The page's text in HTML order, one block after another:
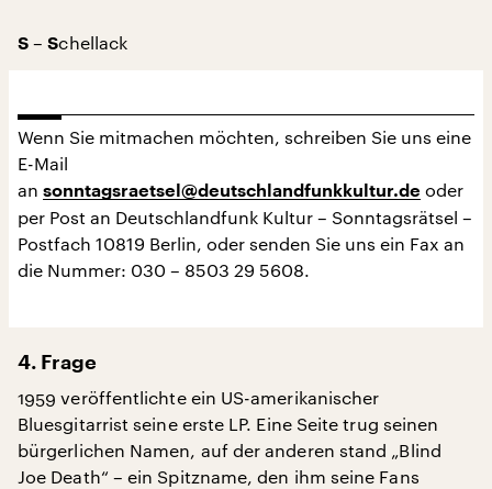
S –Schellack
Wenn Sie mitmachen möchten, schreiben Sie uns eine
E-Mail
an sonntagsraetsel@deutschlandfunkkultur.de oder
per Post an Deutschlandfunk Kultur – Sonntagsrätsel –
Postfach 10819 Berlin, oder senden Sie uns ein Fax an
die Nummer: 030 – 8503 29 5608.
4. Frage
1959 veröffentlichte ein US-amerikanischer
Bluesgitarrist seine erste LP. Eine Seite trug seinen
bürgerlichen Namen, auf der anderen stand „Blind
Joe Death“ – ein Spitzname, den ihm seine Fans